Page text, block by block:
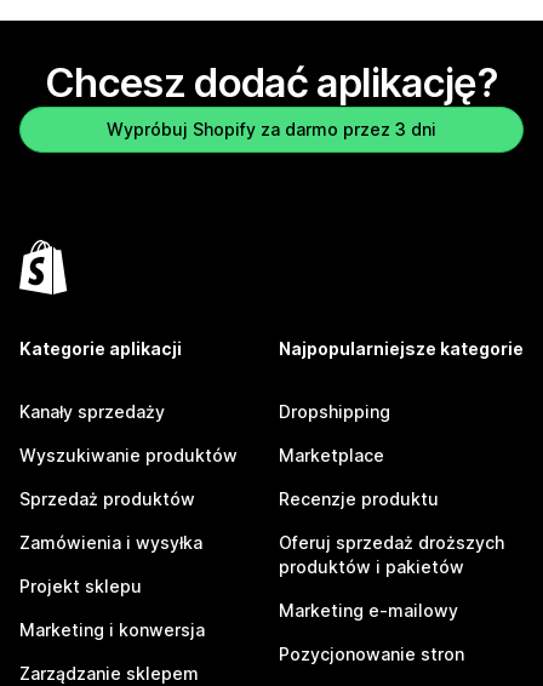
Chcesz dodać aplikację?
Wypróbuj Shopify za darmo przez 3 dni
Kategorie aplikacji
Kanały sprzedaży
Wyszukiwanie produktów
Sprzedaż produktów
Zamówienia i wysyłka
Projekt sklepu
Marketing i konwersja
Zarządzanie sklepem
Najpopularniejsze kategorie
Dropshipping
Marketplace
Recenzje produktu
Oferuj sprzedaż droższych
produktów i pakietów
Marketing e-mailowy
Pozycjonowanie stron